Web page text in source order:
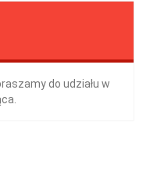
do udziału w